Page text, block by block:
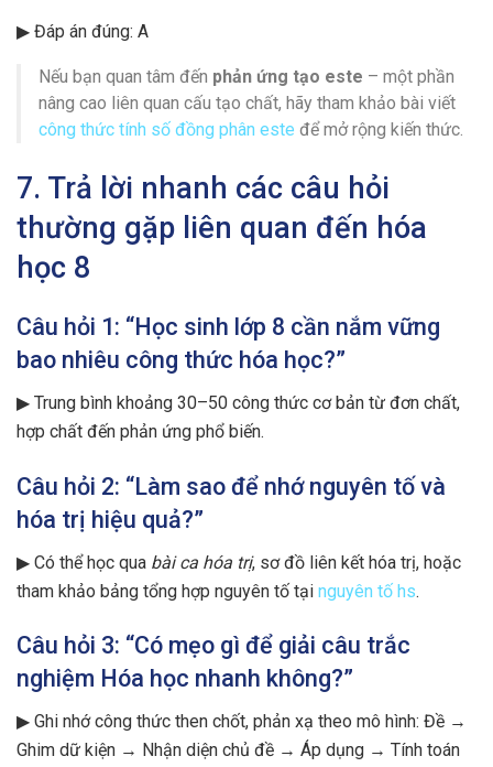
▶ Đáp án đúng: A
Nếu bạn quan tâm đến phản ứng tạo este – một phần
nâng cao liên quan cấu tạo chất, hãy tham khảo bài viết
công thức tính số đồng phân este để mở rộng kiến thức.
7. Trả lời nhanh các câu hỏi
thường gặp liên quan đến hóa
học 8
Câu hỏi 1: “Học sinh lớp 8 cần nắm vững
bao nhiêu công thức hóa học?”
▶ Trung bình khoảng 30–50 công thức cơ bản từ đơn chất,
hợp chất đến phản ứng phổ biến.
Câu hỏi 2: “Làm sao để nhớ nguyên tố và
hóa trị hiệu quả?”
▶ Có thể học qua bài ca hóa trị, sơ đồ liên kết hóa trị, hoặc
tham khảo bảng tổng hợp nguyên tố tại nguyên tố hs.
Câu hỏi 3: “Có mẹo gì để giải câu trắc
nghiệm Hóa học nhanh không?”
▶ Ghi nhớ công thức then chốt, phản xạ theo mô hình: Đề →
Ghim dữ kiện → Nhận diện chủ đề → Áp dụng → Tính toán